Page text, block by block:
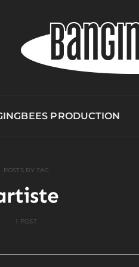
PRODUCTION
POSTS BY TAG
1 POST